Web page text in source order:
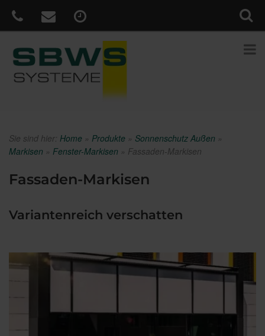
Sie sind hier: Home » Produkte » Sonnenschutz Außen »
Markisen » Fenster-Markisen » Fassaden-Markisen
Fassaden-Markisen
Variantenreich verschatten